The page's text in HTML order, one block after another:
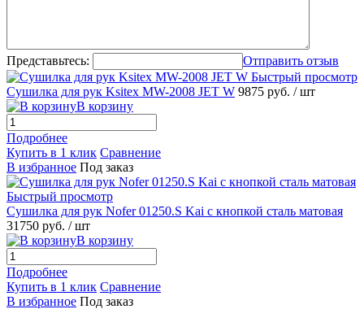
Представьтесь:
Отправить отзыв
Быстрый просмотр
Сушилка для рук Ksitex MW-2008 JET W 9875 руб. / шт
В корзину
Подробнее
Купить в 1 клик Сравнение
В избранное Под заказ
Быстрый просмотр
Сушилка для рук Nofer 01250.S Kai с кнопкой сталь матовая
31750 руб. / шт
В корзину
Подробнее
Купить в 1 клик Сравнение
В избранное Под заказ